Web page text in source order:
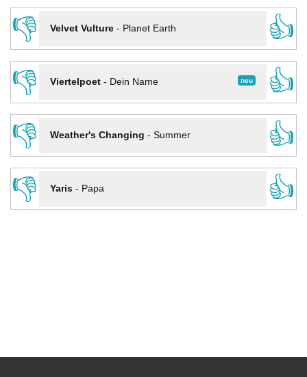
👎
Velvet Vulture- Planet Earth
👍
👎
neu
Viertelpoet- Dein Name
👍
👎
Weather's Changing - Summer
👍
👎
Yaris- Papa 👍